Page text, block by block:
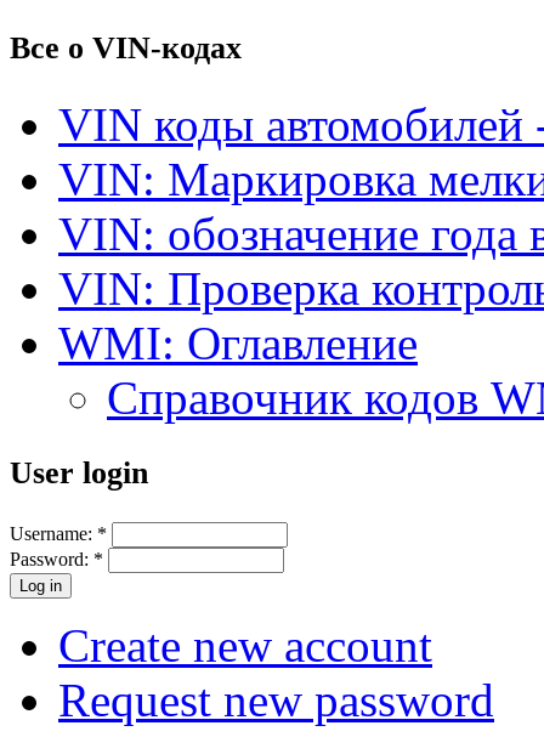
Все о VIN-кодах
VIN коды автомобилей
VIN: Маркировка
VIN: обозначение года
VIN: Проверка
WMI: Оглавление
Справочник кодов
User login
Username: *
Password: *
Create new account
Request new password